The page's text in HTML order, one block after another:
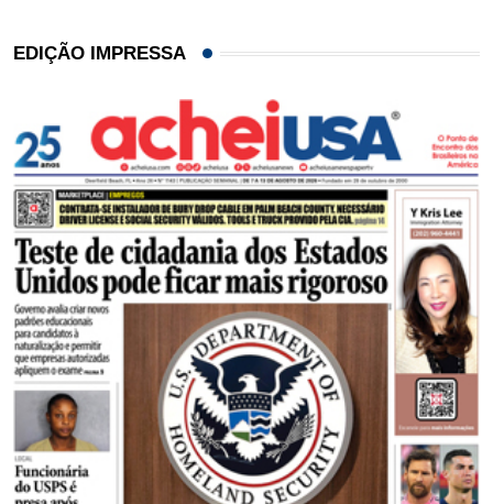
EDIÇÃO IMPRESSA